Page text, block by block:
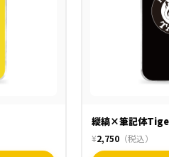
縦縞×筆記体
¥2,750 （税込）